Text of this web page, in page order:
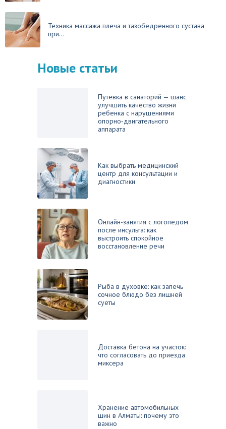
Техника массажа плеча и тазобедренного сустава
при...
Новые статьи
Путевка в санаторий — шанс
улучшить качество жизни
ребенка с нарушениями
опорно‑двигательного
аппарата
Как выбрать медицинский
центр для консультации и
диагностики
Онлайн-занятия с логопедом
после инсульта: как
выстроить спокойное
восстановление речи
Рыба в духовке: как запечь
сочное блюдо без лишней
суеты
Доставка бетона на участок:
что согласовать до приезда
миксера
Хранение автомобильных
шин в Алматы: почему это
важно